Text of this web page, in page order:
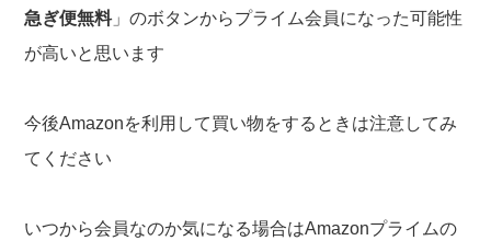
急ぎ便無料」のボタンからプライム会員になった可能性
が高いと思います
今後Amazonを利用して買い物をするときは注意してみ
てください
いつから会員なのか気になる場合はAmazonプライムの